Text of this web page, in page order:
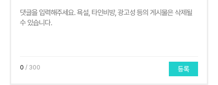
0 / 300 등록